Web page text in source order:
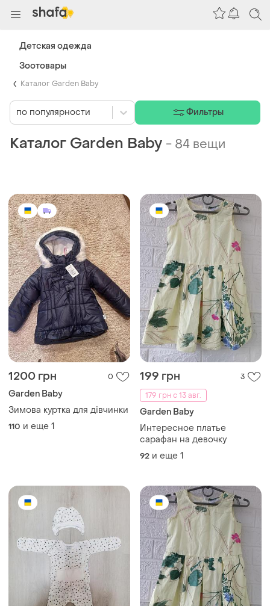
Каталог Garden Baby
Каталог Garden Baby - 84 вещи
1200 грн 0
Garden Baby
Зимова куртка для дівчинки
110 и еще 1
199 грн
3
179 грн с 13 авг.
Garden Baby
Интересное платье
сарафан на девочку
92 и еще 1
по популярности Фильтры
Детская одежда
Зоотовары